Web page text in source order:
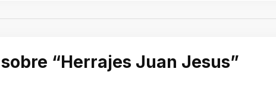
“Herrajes Juan Jesus”